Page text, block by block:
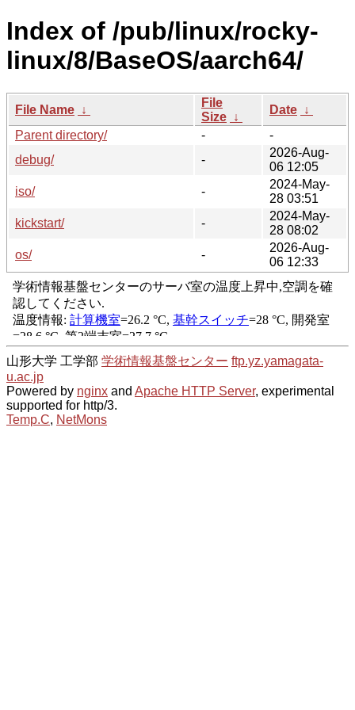
Index of /pub/linux/rocky-
linux/8/BaseOS/aarch64/
File Name ↓
File
Size ↓
Date ↓
Parent directory/
-
-
debug/
-
2026-Aug-
06 12:05
iso/
-
2024-May-
28 03:51
kickstart/
-
2024-May-
28 08:02
os/
-
2026-Aug-
06 12:33
山形大学 工学部 学術情報基盤センター ftp.yz.yamagata-
u.ac.jp
Powered by nginx and Apache HTTP Server, experimental
supported for http/3.
Temp.C, NetMons